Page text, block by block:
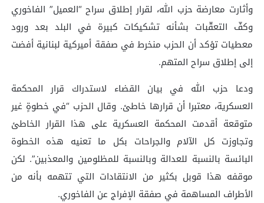
وأثارت معارضة حزب الله، لقرار إطلاق سراح “العميل” الفاخوري
وكفّ التعقّبات بشأنه تشكيكات كبيرة في البلد بعد ورود
معطيات تؤكد أن الحزب منخرط في صفقة أميركية لبنانية أفضت
إلى إطلاق سراح المتهم.
ودعا حزب الله في بيان القضاء لاستدراك قرار المحكمة
العسكرية، معتبرا أن قرارها خاطئ. وقال الحزب “في خطوةٍ غير
متوقعة أقدمت المحكمة العسكرية على هذا القرار الخاطئ
وتجاوزت كل الآلام والجراحات بكل ما تعنيه هذه الخطوة
البائسة بالنسبة للعدالة وبالنسبة للمظلومين والمعذبين”. لكن
موقفه هذا قوبل بكثير من الانتقادات التي تتهمه بأنه من
الأطراف المساهمة في صفقة الإفراج عن الفاخوري.